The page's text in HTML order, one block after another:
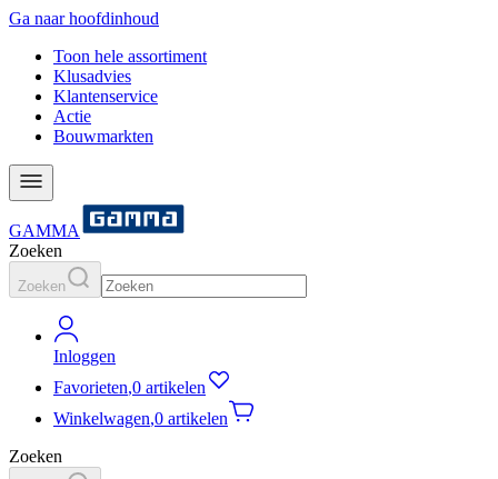
Ga naar hoofdinhoud
Toon hele assortiment
Klusadvies
Klantenservice
Actie
Bouwmarkten
GAMMA
Zoeken
Zoeken
Inloggen
Favorieten,0 artikelen
Winkelwagen,0 artikelen
Zoeken